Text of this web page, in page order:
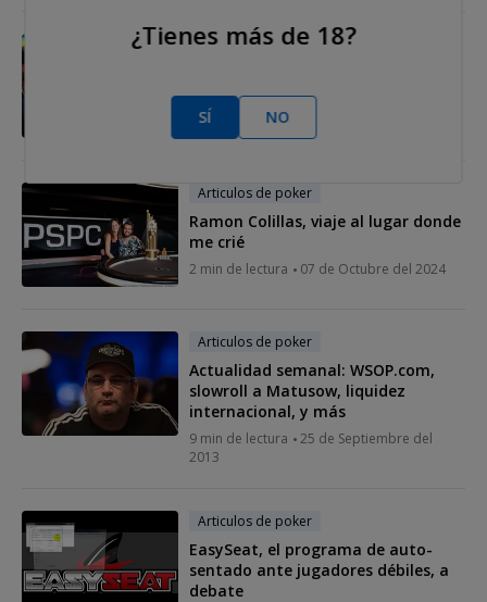
Articulos de poker
"jugador de Segunda División"
3 min de lectura
Articulos de poker
Ramon Colillas, viaje al lugar donde
me crié
2 min de lectura 07 de Octubre del 2024
Articulos de poker
Actualidad semanal: WSOP.com,
slowroll a Matusow, liquidez
internacional, y más
9 min de lectura
25 de Septiembre del
2013
Articulos de poker
EasySeat, el programa de auto-
sentado ante jugadores débiles, a
debate
¿Tienes más de 18?
SÍ NO